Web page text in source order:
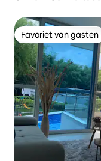
Favoriet van gasten
Favoriet van gasten